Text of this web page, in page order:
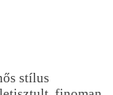
stílus